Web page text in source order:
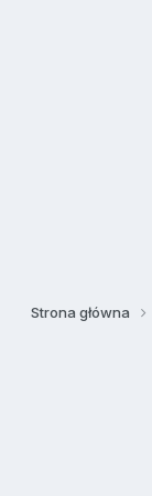
Strona główna